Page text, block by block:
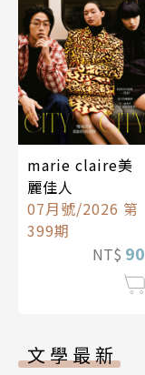
marie claire美
麗佳人
07月號/2026 第
399期
NT$ 90
文學最新